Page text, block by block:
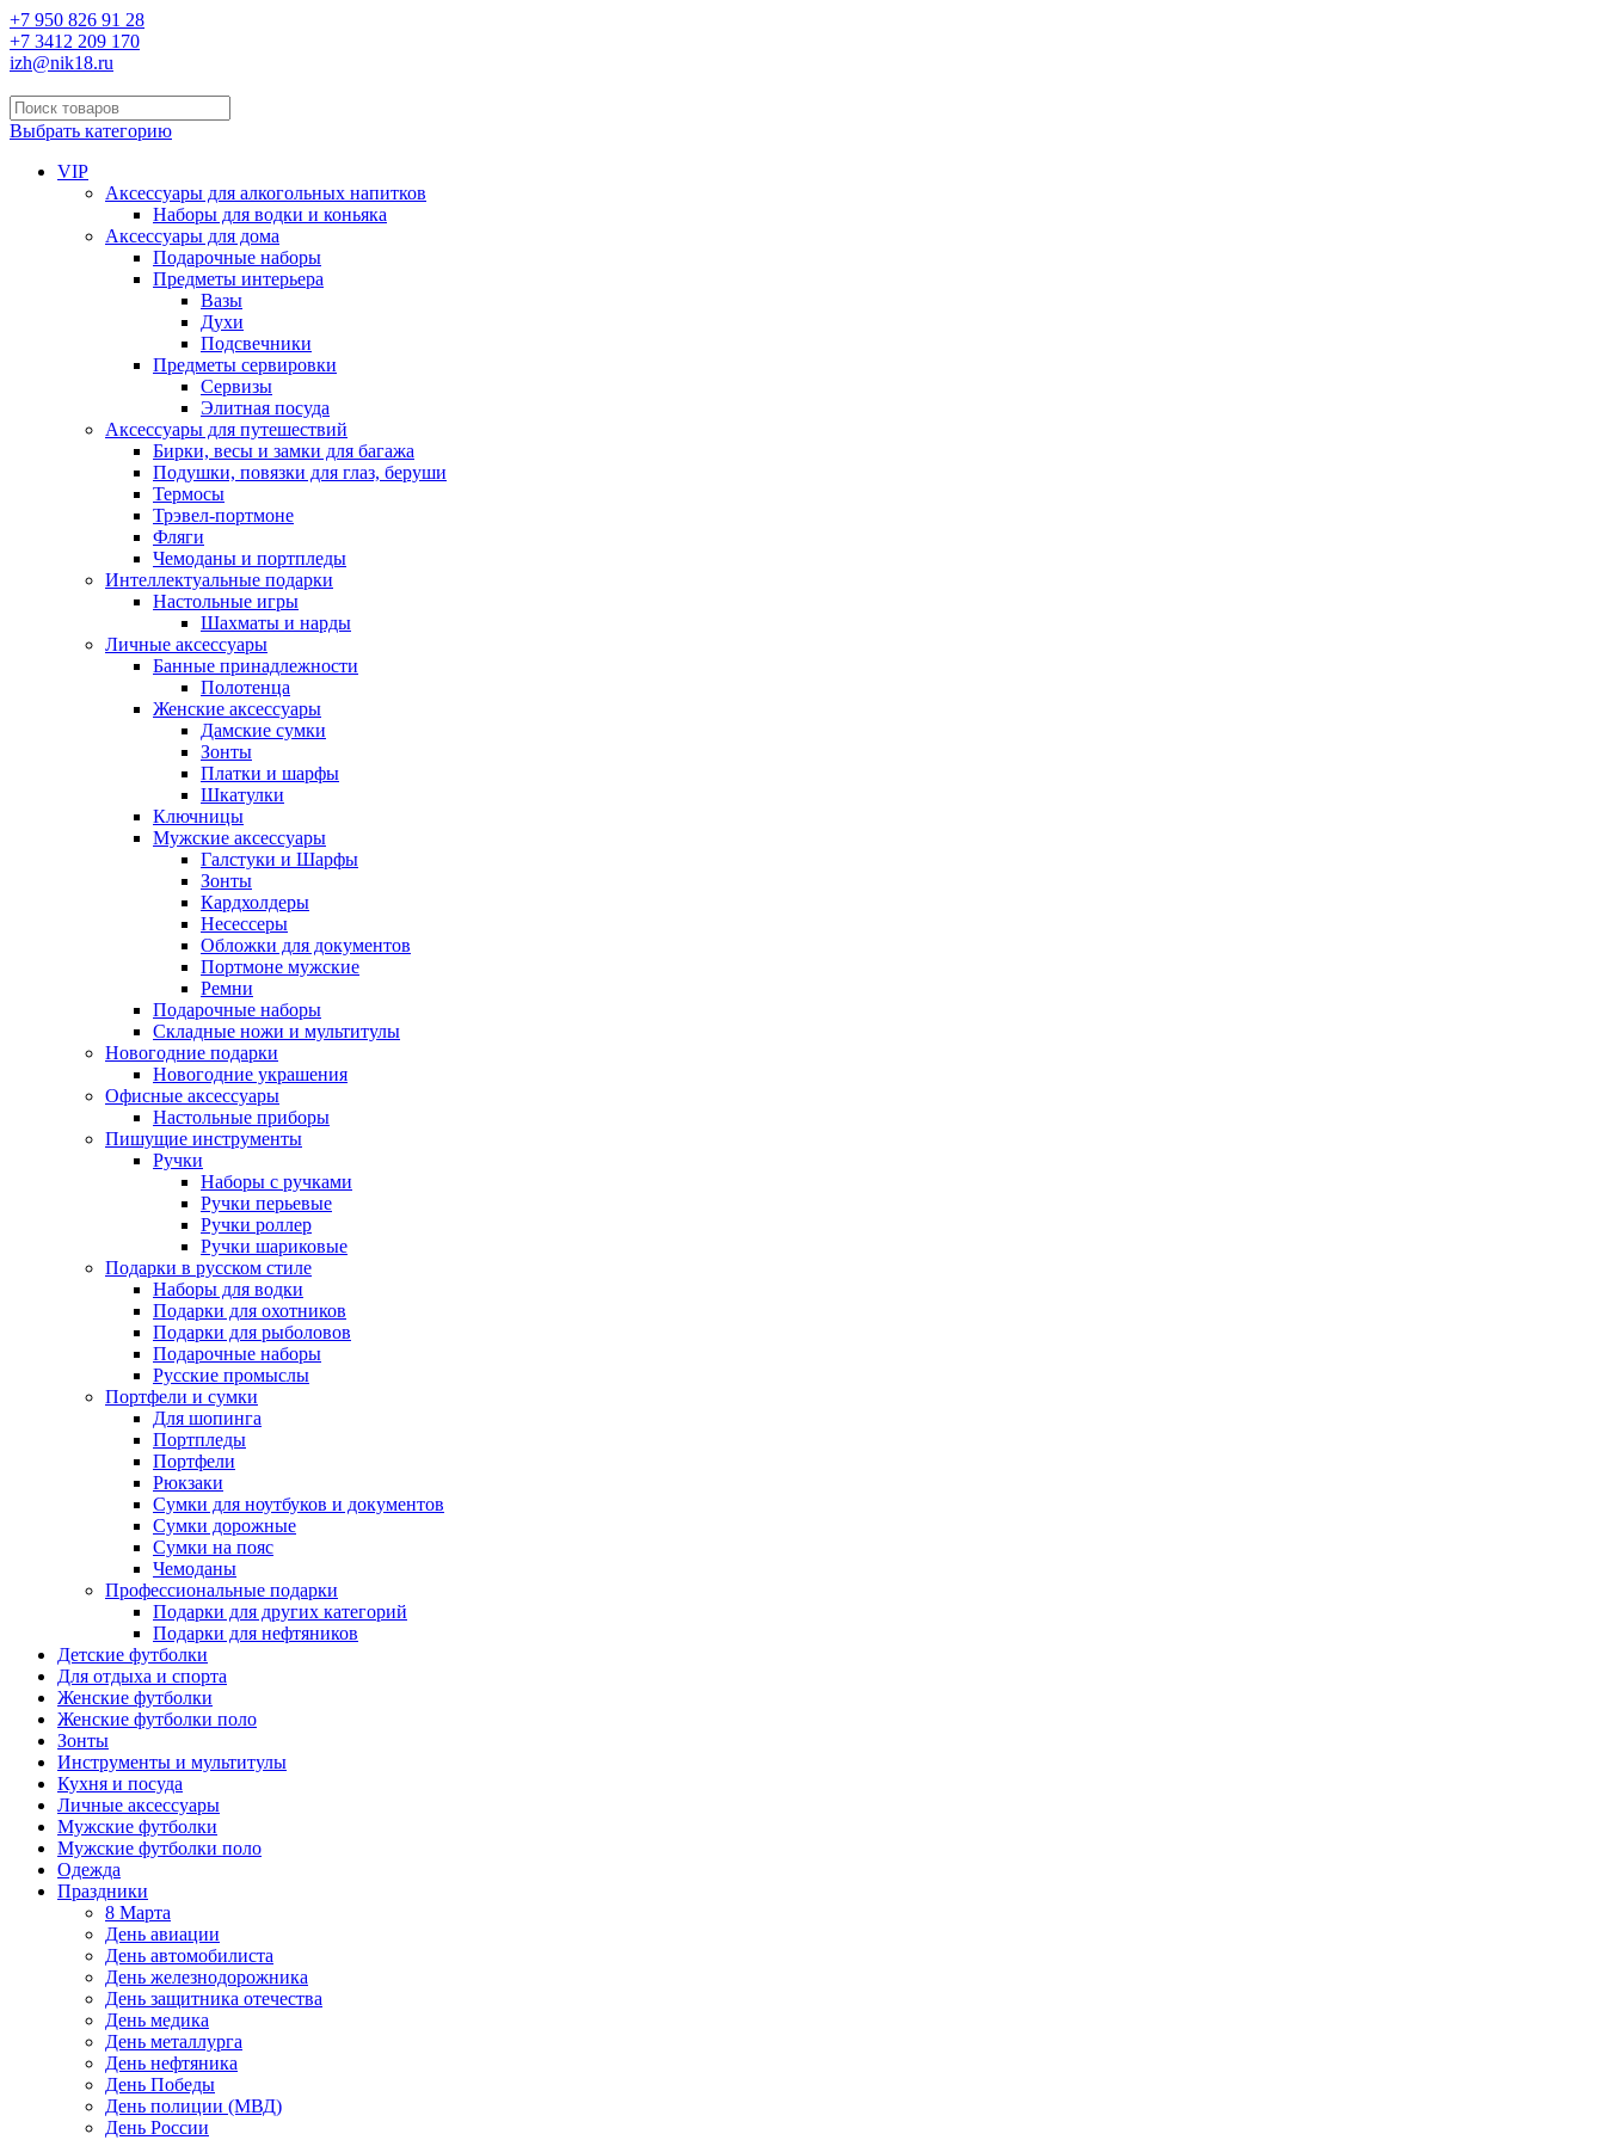
+7 950 826 91 28
+7 3412 209 170
izh@nik18.ru
Выбрать категорию
VIP
Аксессуары для алкогольных напитков
Наборы для водки и коньяка
Аксессуары для дома
Подарочные наборы
Предметы интерьера
Вазы
Духи
Подсвечники
Предметы сервировки
Сервизы
Элитная посуда
Аксессуары для путешествий
Бирки, весы и замки для багажа
Подушки, повязки для глаз, беруши
Термосы
Трэвел-портмоне
Фляги
Чемоданы и портпледы
Интеллектуальные подарки
Настольные игры
Шахматы и нарды
Личные аксессуары
Банные принадлежности
Полотенца
Женские аксессуары
Дамские сумки
Зонты
Платки и шарфы
Шкатулки
Ключницы
Мужские аксессуары
Галстуки и Шарфы
Зонты
Кардхолдеры
Несессеры
Обложки для документов
Портмоне мужские
Ремни
Подарочные наборы
Складные ножи и мультитулы
Новогодние подарки
Новогодние украшения
Офисные аксессуары
Настольные приборы
Пишущие инструменты
Ручки
Наборы с ручками
Ручки перьевые
Ручки роллер
Ручки шариковые
Подарки в русском стиле
Наборы для водки
Подарки для охотников
Подарки для рыболовов
Подарочные наборы
Русские промыслы
Портфели и сумки
Для шопинга
Портпледы
Портфели
Рюкзаки
Сумки для ноутбуков и документов
Сумки дорожные
Сумки на пояс
Чемоданы
Профессиональные подарки
Подарки для других категорий
Подарки для нефтяников
Детские футболки
Для отдыха и спорта
Женские футболки
Женские футболки поло
Зонты
Инструменты и мультитулы
Кухня и посуда
Личные аксессуары
Мужские футболки
Мужские футболки поло
Одежда
Праздники
8 Марта
День авиации
День автомобилиста
День железнодорожника
День защитника отечества
День медика
День металлурга
День нефтяника
День Победы
День полиции (МВД)
День России